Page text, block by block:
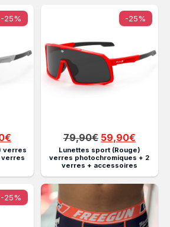
-25%
€Le
prix
actuel
59,90€.
verres
verres
-25%
79,90€ Le
prix
initial
79,90€.
59,90€Le
prix
actuel
Lunettes sport (Rouge)
verres photochromiques + 2
verres + accessoires
-25%